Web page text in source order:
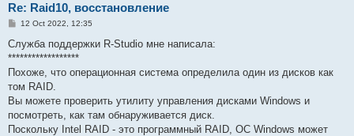
Re: Raid10, восстановление
P
s
12 Oct 2022, 12:35
Служба поддержки R-Studio мне написала:
******************
Похоже, что операционная система определила один из дисков как
том RAID.
Вы можете проверить утилиту управления дисками Windows и
посмотреть, как там обнаруживается диск.
Поскольку Intel RAID - это программный RAID, ОС Windows может